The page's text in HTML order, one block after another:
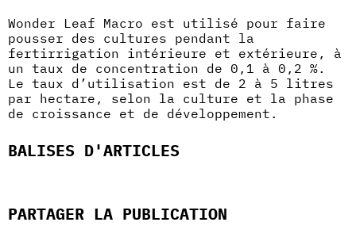
Wonder Leaf Macro est utilisé pour faire
pousser des cultures pendant la
fertirrigation intérieure et extérieure, à
un taux de concentration de 0,1 à 0,2 %.
Le taux d’utilisation est de 2 à 5 litres
par hectare, selon la culture et la phase
de croissance et de développement.
BALISES D'ARTICLES
PARTAGER LA PUBLICATION